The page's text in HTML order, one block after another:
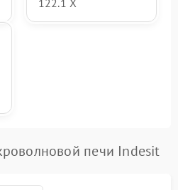
122.1 X
печи Indesit